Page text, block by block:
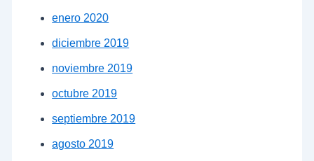
enero 2020
diciembre 2019
noviembre 2019
octubre 2019
septiembre 2019
agosto 2019